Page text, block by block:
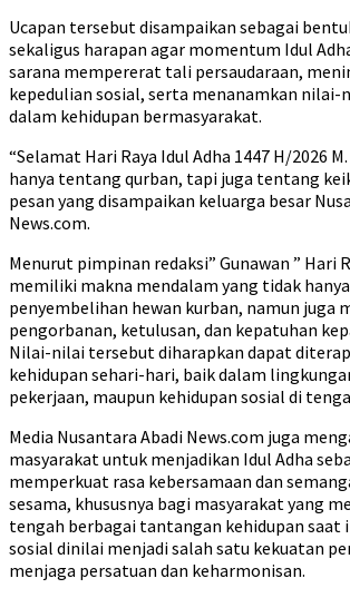
Ucapan tersebut disampaikan sebagai
sekaligus harapan agar momentum Idul
sarana mempererat tali persaudaraan,
kepedulian sosial, serta menanamkan nilai-
dalam kehidupan bermasyarakat.
“Selamat Hari Raya Idul Adha 1447 H/2026
hanya tentang qurban, tapi juga tentang
pesan yang disampaikan keluarga besar
News.com.
Menurut pimpinan redaksi” Gunawan ” Hari
memiliki makna mendalam yang tidak
penyembelihan hewan kurban, namun juga
pengorbanan, ketulusan, dan kepatuhan
Nilai-nilai tersebut diharapkan dapat
kehidupan sehari-hari, baik dalam
pekerjaan, maupun kehidupan sosial di
Media Nusantara Abadi News.com juga
masyarakat untuk menjadikan Idul Adha
memperkuat rasa kebersamaan dan
sesama, khususnya bagi masyarakat yang
tengah berbagai tantangan kehidupan saat
sosial dinilai menjadi salah satu kekuatan
menjaga persatuan dan keharmonisan.